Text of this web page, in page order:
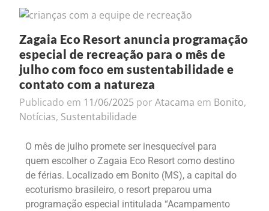
Zagaia Eco Resort anuncia programação
especial de recreação para o mês de
julho com foco em sustentabilidade e
contato com a natureza
Publicado em 11/06/2025 por Atacama em Bonito,
Notícias, Sustentabilidade
O mês de julho promete ser inesquecível para
quem escolher o Zagaia Eco Resort como destino
de férias. Localizado em Bonito (MS), a capital do
ecoturismo brasileiro, o resort preparou uma
programação especial intitulada “Acampamento